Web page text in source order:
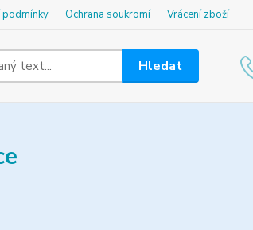
Ochrana soukromí Vrácení zboží
Hledat